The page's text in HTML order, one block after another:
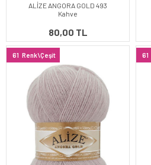
ALİZE ANGORA GOLD 493
Kahve
80,00 TL
61 Renk\Çeşit 61